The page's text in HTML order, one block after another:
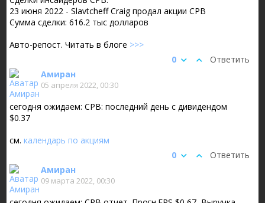
23 июня 2022 - Slavtcheff Craig продал акции CPB
Сумма сделки: 616.2 тыс долларов
Авто-репост. Читать в блоге >>>
Ответить
0
Амиран
05 апреля 2022, 00:30
сегодня ожидаем: CPB: последний день с дивидендом
$0.37
см.календарь по акциям
Ответить
0
Амиран
09 марта 2022, 00:30